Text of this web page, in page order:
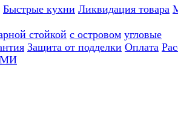
Быстрые кухни Ликвидация товара
стойкой с островом угловые
Защита от подделки Оплата